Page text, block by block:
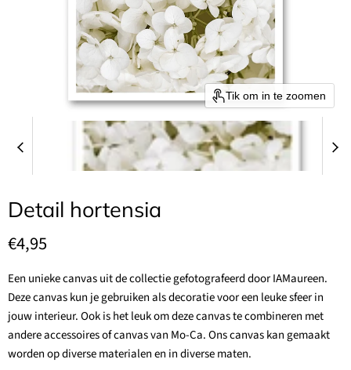
Tik om in te zoomen
Detail hortensia
Huidige prijs
€4,95
Een unieke canvas uit de collectie gefotografeerd door IAMaureen.
Deze canvas kun je gebruiken als decoratie voor een leuke sfeer in
jouw interieur. Ook is het leuk om deze canvas te combineren met
andere accessoires of canvas van Mo-Ca. Ons canvas kan gemaakt
worden op diverse materialen en in diverse maten.